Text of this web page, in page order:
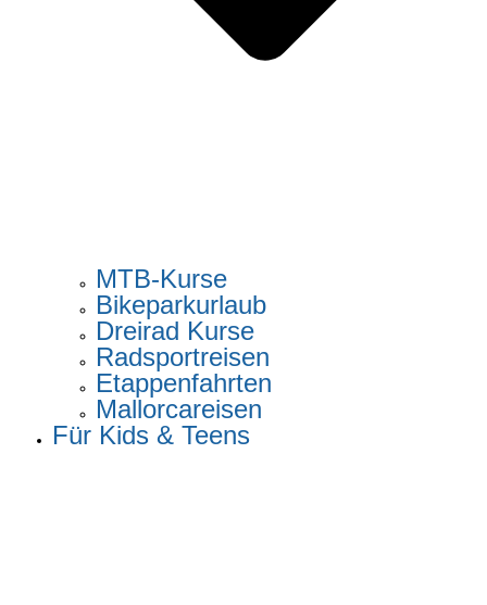
MTB-Kurse
Bikeparkurlaub
Dreirad Kurse
Radsportreisen
Etappenfahrten
Mallorcareisen
Für Kids & Teens